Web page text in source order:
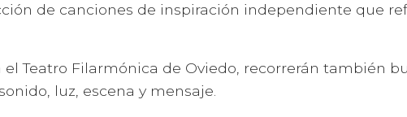
de canciones de inspiración independiente que
el Teatro Filarmónica de Oviedo, recorrerán también
luz, escena y mensaje.